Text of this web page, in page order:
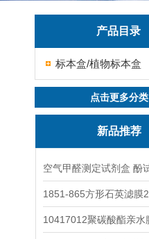
产品目录
标本盒/植物标本盒
点击更多分类
新品推荐